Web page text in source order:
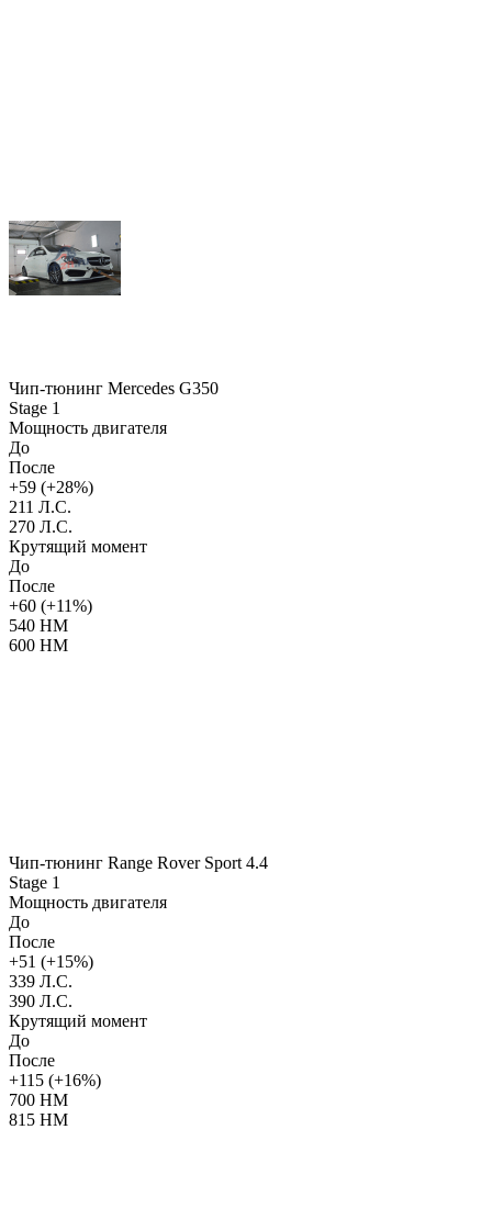
Чип-тюнинг Mercedes G350
Stage 1
Мощность двигателя
До
После
+59 (+28%)
211 Л.С.
270 Л.С.
Крутящий момент
До
После
+60 (+11%)
540 НМ
600 НМ
Чип-тюнинг Range Rover Sport 4.4
Stage 1
Мощность двигателя
До
После
+51 (+15%)
339 Л.С.
390 Л.С.
Крутящий момент
До
После
+115 (+16%)
700 НМ
815 НМ